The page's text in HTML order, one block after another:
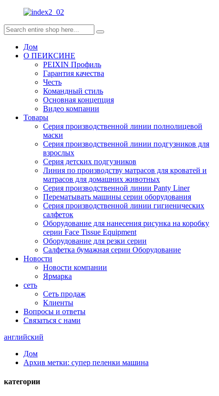
Дом
О ПЕИКСИНЕ
PEIXIN Профиль
Гарантия качества
Честь
Командный стиль
Основная концепция
Видео компании
Товары
Серия производственной линии полнолицевой
маски
Серия производственной линии подгузников для
взрослых
Серия детских подгузников
Линия по производству матрасов для кроватей и
матрасов для домашних животных
Серия производственной линии Panty Liner
Перематывать машины серии оборудования
Серия производственной линии гигиенических
салфеток
Оборудование для нанесения рисунка на коробку
серии Face Tissue Equipment
Оборудование для резки серии
Салфетка бумажная серии Оборудование
Новости
Новости компании
Ярмарка
сеть
Сеть продаж
Клиенты
Вопросы и ответы
Связаться с нами
английский
Дом
Архив метки: супер пеленки машина
категории